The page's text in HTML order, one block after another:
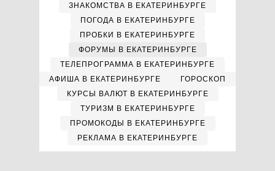
ЗНАКОМСТВА В ЕКАТЕРИНБУРГЕ
ПОГОДА В ЕКАТЕРИНБУРГЕ
ПРОБКИ В ЕКАТЕРИНБУРГЕ
ФОРУМЫ В ЕКАТЕРИНБУРГЕ
ТЕЛЕПРОГРАММА В ЕКАТЕРИНБУРГЕ
АФИША В ЕКАТЕРИНБУРГЕ
ГОРОСКОП
КУРСЫ ВАЛЮТ В ЕКАТЕРИНБУРГЕ
ТУРИЗМ В ЕКАТЕРИНБУРГЕ
ПРОМОКОДЫ В ЕКАТЕРИНБУРГЕ
РЕКЛАМА В ЕКАТЕРИНБУРГЕ